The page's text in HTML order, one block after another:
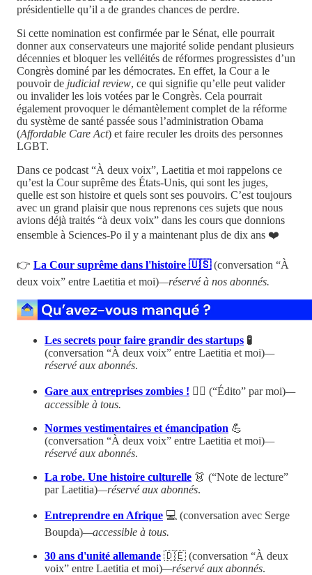
présidentielle qu’il a de grandes chances de perdre.
Si cette nomination est confirmée par le Sénat, elle pourrait
donner aux conservateurs une majorité solide pendant plusieurs
décennies et bloquer les velléités de réformes progressistes d’un
Congrès dominé par les démocrates. En effet, la Cour a le
pouvoir de judicial review, ce qui signifie qu’elle peut valider
ou invalider les lois votées par le Congrès. Cela pourrait
également provoquer le démantèlement complet de la réforme
du système de santé passée sous l’administration Obama
(Affordable Care Act) et faire reculer les droits des personnes
LGBT.
Dans ce podcast “À deux voix”, Laetitia et moi rappelons ce
qu’est la Cour suprême des États-Unis, qui sont les juges,
quelle est son histoire et quels sont ses pouvoirs. C’est toujours
avec un grand plaisir que nous reprenons ces sujets que nous
avions déjà traités “à deux voix” dans les cours que donnions
ensemble à Sciences-Po il y a maintenant plus de dix ans ❤️
👉 La Cour suprême dans l'histoire 🇺🇸(conversation “À
deux voix” entre Laetitia et moi)—réservé à nos abonnés.
Les secrets pour faire grandir des startups 🧪
(conversation “À deux voix” entre Laetitia et moi)—
réservé aux abonnés.
Gare aux entreprises zombies ! 🧟‍♀️ (“Édito” par moi)—
accessible à tous.
Normes vestimentaires et émancipation 💪
(conversation “À deux voix” entre Laetitia et moi)—
réservé aux abonnés.
La robe. Une histoire culturelle 👗 (“Note de lecture”
par Laetitia)—réservé aux abonnés.
Entreprendre en Afrique 💻 (conversation avec Serge
Boupda)—accessible à tous.
30 ans d'unité allemande 🇩🇪 (conversation “À deux
voix” entre Laetitia et moi)—réservé aux abonnés.